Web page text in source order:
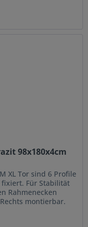
98x180x4cm
XL Tor sind 6 Profile
Für Stabilität
Rahmenecken
montierbar.